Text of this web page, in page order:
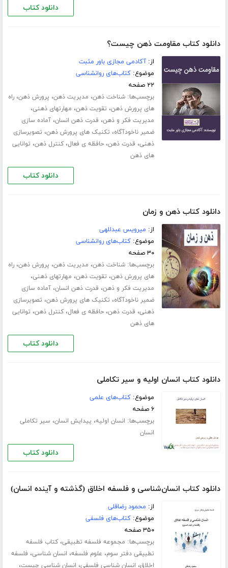
دانلود کتاب
دانلود کتاب مقاومت ذهن چیست؟
از:آکادمی مجازی باور مثبت
موضوع:کتاب‌های روانشناسی
۲۲ صفحه
برچسب‌ها:شناخت ذهن، مدیریت ذهن، پرورش ذهن،راه
های پرورش ذهن، تقویت ذهن، مهارت­های ذهنی،
مدیریت فکر و ذهن، قدرت ذهن انسان،آماده سازی
ضمیر ناخودآگاه، تکنیک های پرورش ذهن، تصویرسازی
ذهنی، قدرت ذهن،حافظه ی فعال،کنترل ذهن، توانایی
های ذهن
دانلود کتاب
دانلود کتاب ذهن و زمان
از: میرویس عبدللهی
موضوع:کتاب‌های روانشناسی
۳۰ صفحه
برچسب‌ها:شناخت ذهن، مدیریت ذهن، پرورش ذهن،راه
های پرورش ذهن، تقویت ذهن، مهارت­های ذهنی،
مدیریت فکر و ذهن، قدرت ذهن انسان،آماده سازی
ضمیر ناخودآگاه، تکنیک های پرورش ذهن، تصویرسازی
ذهنی، قدرت ذهن،حافظه ی فعال،کنترل ذهن، توانایی
های ذهن
دانلود کتاب
دانلود کتاب انسان اولیه و سیر تکاملی
موضوع:کتاب‌های علمی
۶ صفحه
برچسب‌ها: انسان اولیه، پیدایش انسان، سیر تکاملی
انسان
دانلود کتاب
دانلود کتاب انسان‌شناسی و فلسفه اخلاق (گذشته و آینده انسان)
از: محمود رضاقلی
موضوع:کتاب‌های فلسفی
۳۵۰ صفحه
برچسب‌ها: مجموعه فلسفه تطبیقی،کتاب فلسفه
تطبیقی دفتر سوم، علوم فلسفه، انسان شناسی، فلسفه
اخلاق، انسان شناسی فلسفی، انسان شناسی چیست،